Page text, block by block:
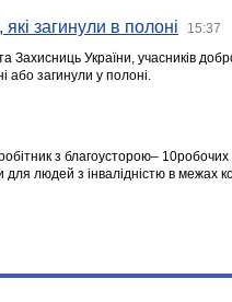
загинули в полоні 15:37
Захисниць України, учасників
або загинули у полоні.
з благоусторою–
людей з інвалідністю в межах